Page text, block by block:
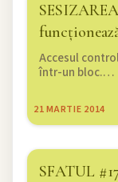
21MARTIE 2014
Accesul
într-un bloc.…
SFATUL